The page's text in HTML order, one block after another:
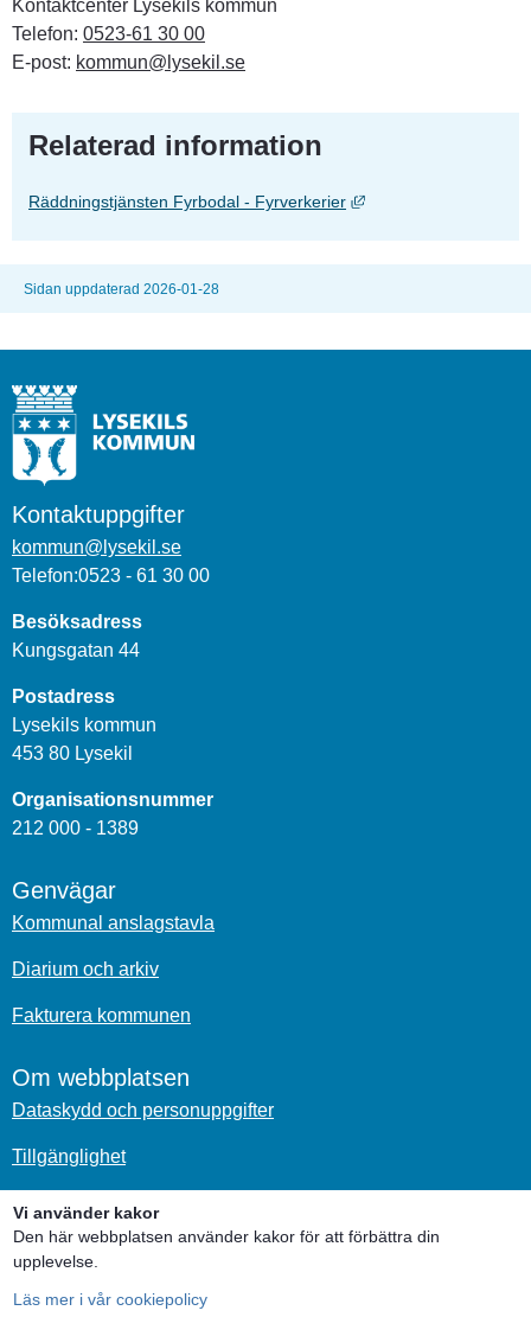
Vi använder kakor
Den här webbplatsen använder kakor för att förbättra din
upplevelse.
Läs mer i vår cookiepolicy
Kontaktcenter Lysekils kommun
Telefon: 0523-61 30 00
E-post: kommun@lysekil.se
Relaterad information
Räddningstjänsten Fyrbodal - Fyrverkerier Länk till annan
Sidan uppdaterad 2026-01-28
Kontaktuppgifter
kommun@lysekil.se
Telefon:0523 - 61 30 00
Besöksadress
Kungsgatan 44
Postadress
Lysekils kommun
453 80 Lysekil
Organisationsnummer
212 000 - 1389
Genvägar
Kommunal anslagstavla
Diarium och arkiv
Fakturera kommunen
Om webbplatsen
Dataskydd och personuppgifter
Tillgänglighet
Om kakor
Sociala medier